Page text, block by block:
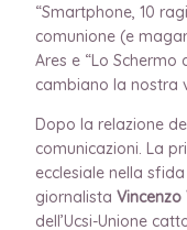
“Smartphone, 10
comunione (e
Ares e “Lo Schermo
cambiano la nostra
Dopo la relazione
comunicazioni. La
ecclesiale nella
giornalista
dell’Ucsi-Unione